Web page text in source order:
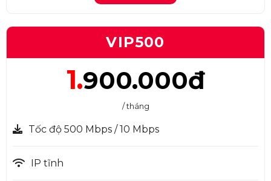
VIP500
1.900.000đ
/ tháng
Tốc độ 500 Mbps / 10 Mbps
IP tĩnh